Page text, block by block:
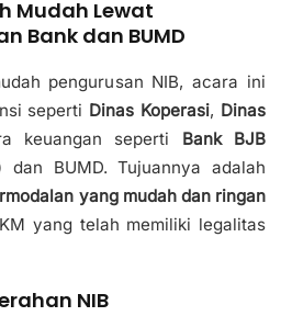
Mudah Lewat
Bank dan BUMD
pengurusan NIB, acara ini
seperti Dinas Koperasi, Dinas
keuangan seperti Bank BJB
dan BUMD. Tujuannya adalah
yang mudah dan ringan
yang telah memiliki legalitas
NIB